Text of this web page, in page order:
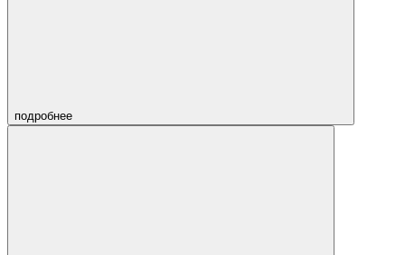
подробнее